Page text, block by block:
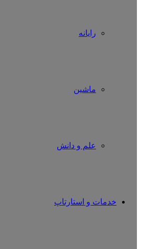
رایانه
ماشین
علم و دانش
خدمات و استارتاپ